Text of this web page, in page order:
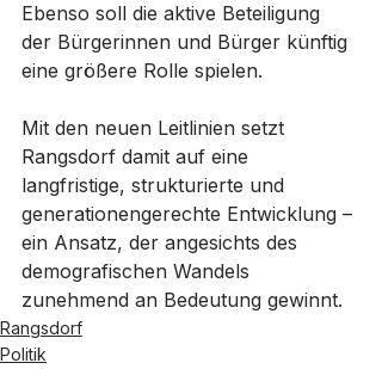
Ebenso soll die aktive Beteiligung
der Bürgerinnen und Bürger künftig
eine größere Rolle spielen.
Mit den neuen Leitlinien setzt
Rangsdorf damit auf eine
langfristige, strukturierte und
generationengerechte Entwicklung –
ein Ansatz, der angesichts des
demografischen Wandels
zunehmend an Bedeutung gewinnt.
Rangsdorf
Politik